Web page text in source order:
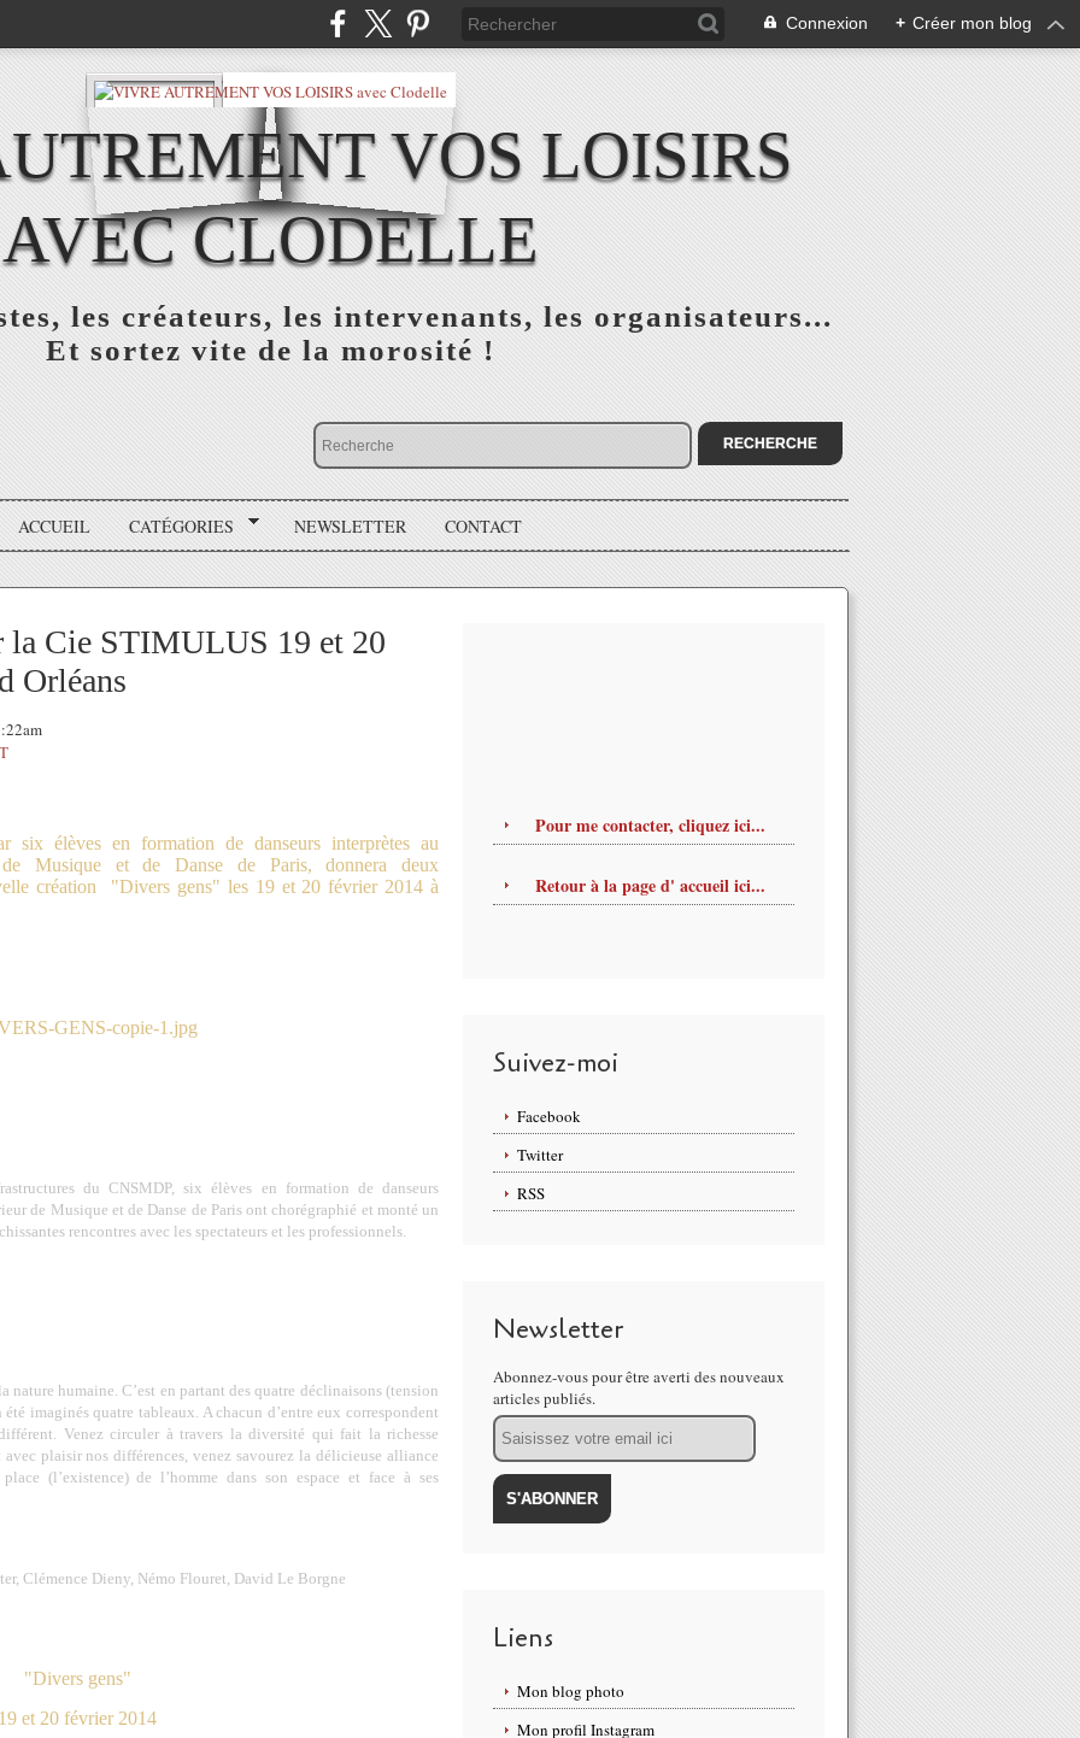
Connexion + Créer mon blog
VOS LOISIRS
AVEC CLODELLE
les créateurs, les intervenants, les organisateurs...
Et sortez vite de la morosité !
ACCUEIL CATÉGORIES NEWSLETTER CONTACT
Cie STIMULUS 19 et 20
Orléans
six élèves en formation de danseurs interprètes au
de Musique et de Danse de Paris, donnera deux
création "Divers gens" les 19 et 20 février 2014 à
du CNSMDP, six élèves en formation de danseurs
de Musique et de Danse de Paris ont chorégraphié et monté un
rencontres avec les spectateurs et les professionnels.
humaine. C’est en partant des quatre déclinaisons (tension
imaginés quatre tableaux. A chacun d’entre eux correspondent
Venez circuler à travers la diversité qui fait la richesse
plaisir nos différences, venez savourez la délicieuse alliance
(l’existence) de l’homme dans son espace et face à ses
Clémence Dieny, Némo Flouret, David Le Borgne
"Divers gens"
et 20 février 2014
Pour me contacter, cliquez ici...
Retour à la page d' accueil ici...
Suivez-moi
Facebook
Twitter
RSS
Newsletter
Abonnez-vous pour être averti des nouveaux
articles publiés.
Email
Liens
Mon blog photo
Mon profil Instagram